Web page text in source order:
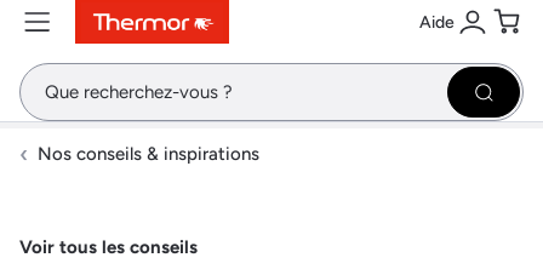
ContenuMenuRecherche Aide
Se
Nos conseils & inspirations
Voir tous les conseils